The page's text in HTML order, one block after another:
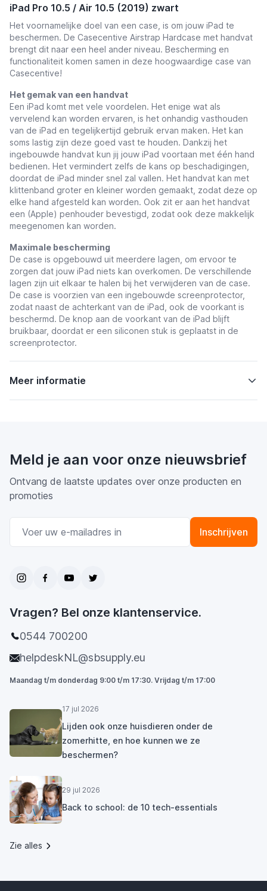
iPad Pro 10.5 / Air 10.5 (2019) zwart
Het voornamelijke doel van een case, is om jouw iPad te
beschermen. De Casecentive Airstrap Hardcase met handvat
brengt dit naar een heel ander niveau. Bescherming en
functionaliteit komen samen in deze hoogwaardige case van
Casecentive!
Het gemak van een handvat
Een iPad komt met vele voordelen. Het enige wat als
vervelend kan worden ervaren, is het onhandig vasthouden
van de iPad en tegelijkertijd gebruik ervan maken. Het kan
soms lastig zijn deze goed vast te houden. Dankzij het
ingebouwde handvat kun jij jouw iPad voortaan met één hand
bedienen. Het vermindert zelfs de kans op beschadigingen,
doordat de iPad minder snel zal vallen. Het handvat kan met
klittenband groter en kleiner worden gemaakt, zodat deze op
elke hand afgesteld kan worden. Ook zit er aan het handvat
een (Apple) penhouder bevestigd, zodat ook deze makkelijk
meegenomen kan worden.
Maximale bescherming
De case is opgebouwd uit meerdere lagen, om ervoor te
zorgen dat jouw iPad niets kan overkomen. De verschillende
lagen zijn uit elkaar te halen bij het verwijderen van de case.
De case is voorzien van een ingebouwde screenprotector,
zodat naast de achterkant van de iPad, ook de voorkant is
beschermd. De knop aan de voorkant van de iPad blijft
bruikbaar, doordat er een siliconen stuk is geplaatst in de
screenprotector.
Meer informatie
Meld je aan voor onze nieuwsbrief
Ontvang de laatste updates over onze producten en
promoties
Inschrijven
Vragen? Bel onze klantenservice.
0544 700200
helpdeskNL@sbsupply.eu
Maandag t/m donderdag 9:00 t/m 17:30. Vrijdag t/m 17:00
17 jul 2026
Lijden ook onze huisdieren onder de
zomerhitte, en hoe kunnen we ze
beschermen?
29 jul 2026
Back to school: de 10 tech-essentials
Zie alles